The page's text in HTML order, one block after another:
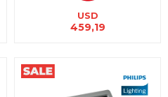
USD
459,19